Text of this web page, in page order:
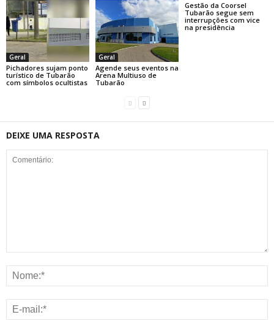
Geral
Pichadores sujam ponto
turístico de Tubarão
com símbolos ocultistas
Geral
Agende seus eventos na
Arena Multiuso de
Tubarão
Gestão da Coorsel
Tubarão segue sem
interrupções com vice
na presidência
DEIXE UMA RESPOSTA